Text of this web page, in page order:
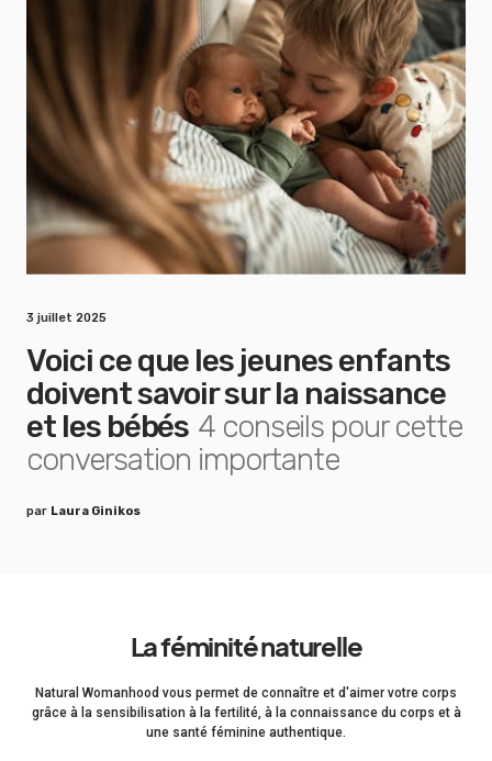
3 juillet 2025
Voici ce que les jeunes enfants
doivent savoir sur la naissance
et les bébés 4 conseils pour cette
conversation importante
par Laura Ginikos
La féminité naturelle
Natural Womanhood vous permet de connaître et d'aimer votre corps
grâce à la sensibilisation à la fertilité, à la connaissance du corps et à
une santé féminine authentique.